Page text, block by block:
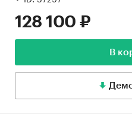
128 100 ₽
В